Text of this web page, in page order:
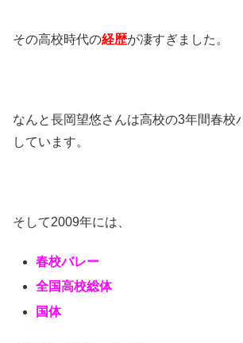
その高校時代の経歴が凄すぎました。
なんと長岡望悠さんは高校の3年間春校
しています。
そして2009年には、
春校バレー
全国高校総体
国体